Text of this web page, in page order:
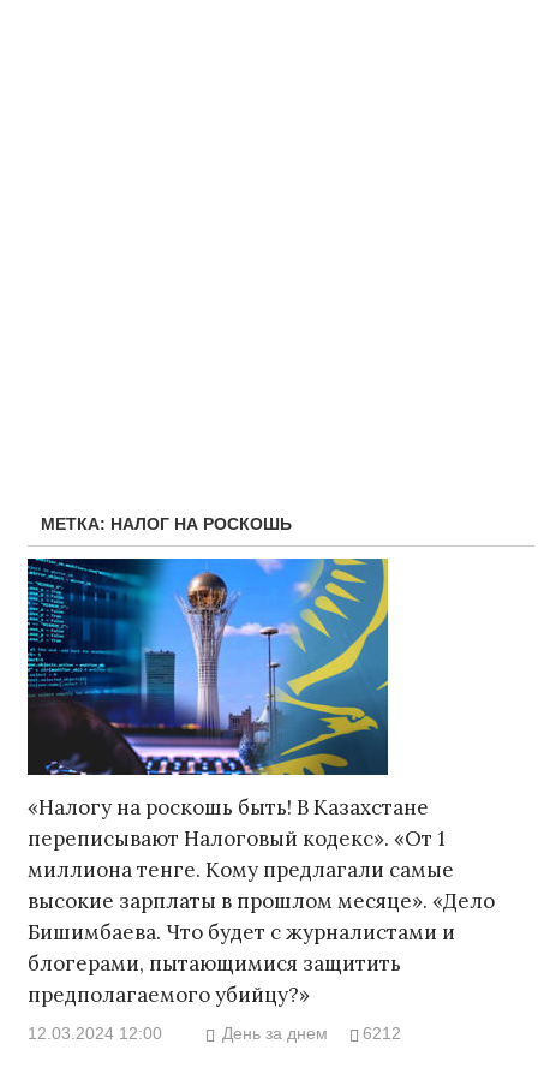
МЕТКА: НАЛОГ НА РОСКОШЬ
«Налогу на роскошь быть! В Казахстане
переписывают Налоговый кодекс». «От 1
миллиона тенге. Кому предлагали самые
высокие зарплаты в прошлом месяце». «Дело
Бишимбаева. Что будет с журналистами и
блогерами, пытающимися защитить
предполагаемого убийцу?»
12.03.2024 12:00 День за днем 6212